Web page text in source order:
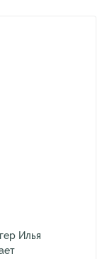
Илья